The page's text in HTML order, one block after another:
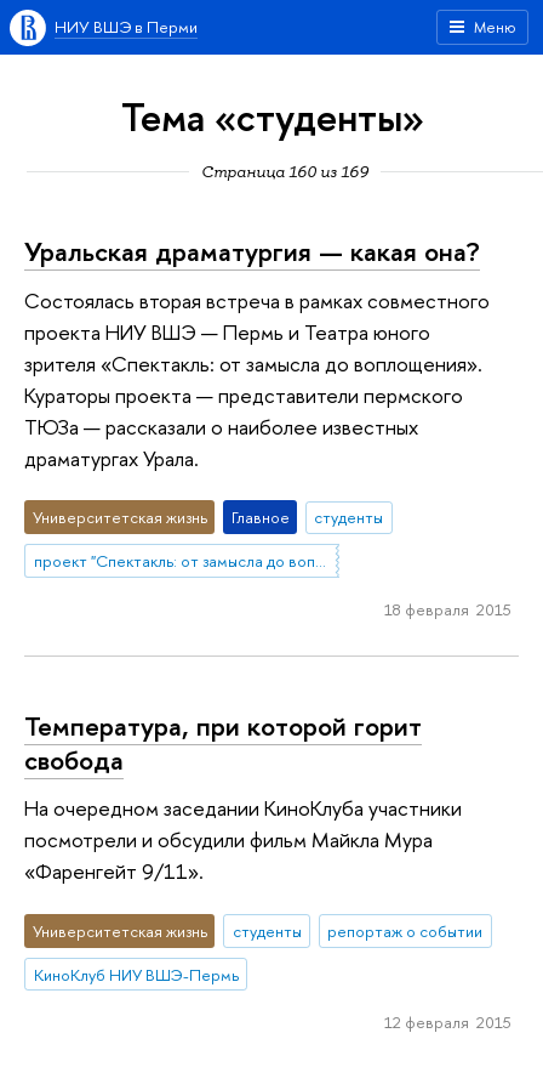
Меню
НИУ ВШЭ в Перми
Тема «студенты»
Страница 160 из 169
Уральская драматургия — какая она?
Состоялась вторая встреча в рамках совместного
проекта НИУ ВШЭ — Пермь и Театра юного
зрителя «Спектакль: от замысла до воплощения».
Кураторы проекта — представители пермского
ТЮЗа — рассказали о наиболее известных
драматургах Урала.
Университетская жизнь Главное
студенты
проект "Спектакль: от замысла до воплощения"
18 февраля 2015
Температура, при которой горит
свобода
На очередном заседании КиноКлуба участники
посмотрели и обсудили фильм Майкла Мура
«Фаренгейт 9/11».
Университетская жизнь студенты
репортаж о событии
КиноКлуб НИУ ВШЭ-Пермь
12 февраля 2015